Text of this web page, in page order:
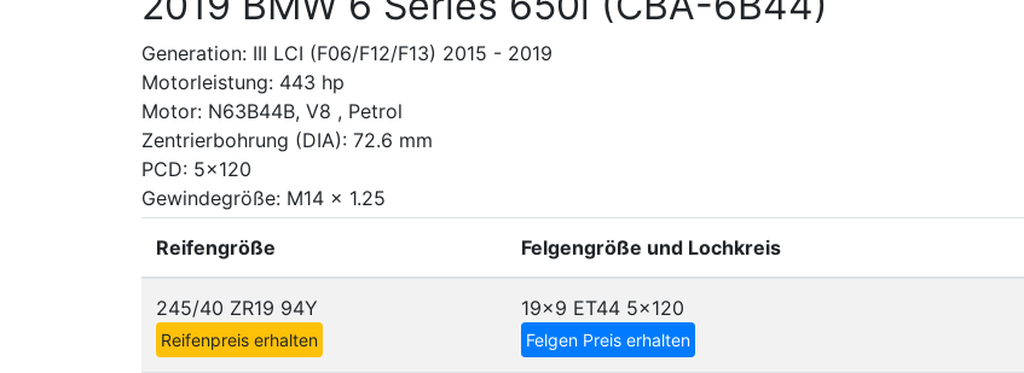
Generation: III LCI (F06/F12/F13) 2015 - 2019
Motorleistung: 443 hp
Motor: N63B44B, V8 , Petrol
Zentrierbohrung (DIA): 72.6 mm
PCD: 5x120
Gewindegröße: M14 x 1.25
Reifengröße Felgengröße und Lochkreis
245/40 ZR19 94Y
Reifenpreis erhalten
19x9 ET44 5x120
Felgen Preis erhalten